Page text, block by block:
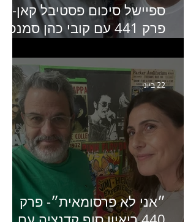
ספיישל סיכום פסטיבל קאן-
פרק 441 עם קובי כהן
״אני לא פרסומאית״- פרק
22 ביוני